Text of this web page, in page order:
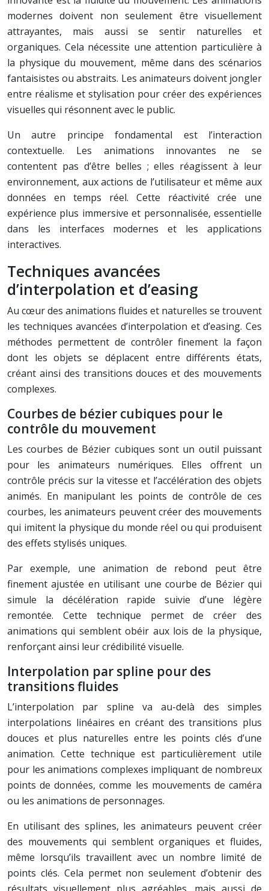
modernes doivent non seulement être visuellement
attrayantes, mais aussi se sentir naturelles et
organiques. Cela nécessite une attention particulière à
la physique du mouvement, même dans des scénarios
fantaisistes ou abstraits. Les animateurs doivent jongler
entre réalisme et stylisation pour créer des expériences
visuelles qui résonnent avec le public.
Un autre principe fondamental est l’interaction
contextuelle. Les animations innovantes ne se
contentent pas d’être belles ; elles réagissent à leur
environnement, aux actions de l’utilisateur et même aux
données en temps réel. Cette réactivité crée une
expérience plus immersive et personnalisée, essentielle
dans les interfaces modernes et les applications
interactives.
Techniques avancées
d’interpolation et d’easing
Au cœur des animations fluides et naturelles se trouvent
les techniques avancées d’interpolation et d’easing. Ces
méthodes permettent de contrôler finement la façon
dont les objets se déplacent entre différents états,
créant ainsi des transitions douces et des mouvements
complexes.
Courbes de bézier cubiques pour le
contrôle du mouvement
Les courbes de Bézier cubiques sont un outil puissant
pour les animateurs numériques. Elles offrent un
contrôle précis sur la vitesse et l’accélération des objets
animés. En manipulant les points de contrôle de ces
courbes, les animateurs peuvent créer des mouvements
qui imitent la physique du monde réel ou qui produisent
des effets stylisés uniques.
Par exemple, une animation de rebond peut être
finement ajustée en utilisant une courbe de Bézier qui
simule la décélération rapide suivie d’une légère
remontée. Cette technique permet de créer des
animations qui semblent obéir aux lois de la physique,
renforçant ainsi leur crédibilité visuelle.
Interpolation par spline pour des
transitions fluides
L’interpolation par spline va au-delà des simples
interpolations linéaires en créant des transitions plus
douces et plus naturelles entre les points clés d’une
animation. Cette technique est particulièrement utile
pour les animations complexes impliquant de nombreux
points de données, comme les mouvements de caméra
ou les animations de personnages.
En utilisant des splines, les animateurs peuvent créer
des mouvements qui semblent organiques et fluides,
même lorsqu’ils travaillent avec un nombre limité de
points clés. Cela permet non seulement d’obtenir des